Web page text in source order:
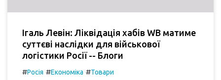
Ігаль Левін: Ліквідація хабів WB матиме
суттєві наслідки для військової
логістики Росії -- Блоги
#Росія #Економіка #Товари